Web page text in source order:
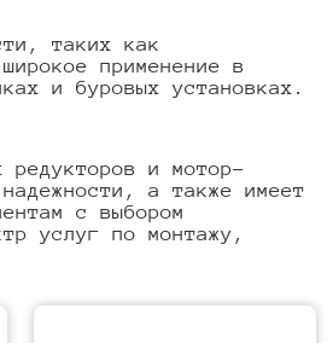
таких как
применение в
и буровых установках.
редукторов и мотор-
а также имеет
с выбором
услуг по монтажу,